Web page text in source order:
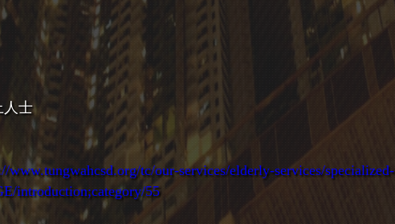
人士
www.tungwahcsd.org/tc/our-services/elderly-services/specialized-
introduction;category/55